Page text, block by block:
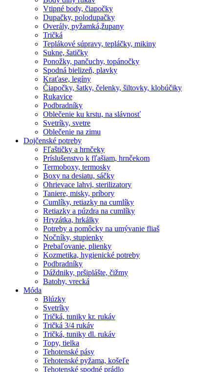
Vtipné body, čiapočky
Dupačky, polodupačky
Overály, pyžamká,župany
Tričká
Teplákové súpravy, tepláčky, mikiny
Sukne, šatičky
Ponožky, pančuchy, topánočky
Spodná bielizeň, plavky
Kraťase, legíny
Čiapočky, šatky, čelenky, šiltovky, klobúčiky
Rukavice
Podbradníky
Oblečenie ku krstu, na slávnosť
Svetríky, svetre
Oblečenie na zimu
Dojčenské potreby
Fľaštičky a hrnčeky
Príslušenstvo k fľašiam, hrnčekom
Termoboxy, termosky
Boxy na desiatu, sáčky
Ohrievace lahvi, sterilizatory
Taniere, misky, príbory
Cumlíky, retiazky na cumlíky
Retiazky a púzdra na cumlíky
Hryzátka, hrkálky
Potreby a pomôcky na umývanie fliaš
Nočníky, stupienky
Prebaľovanie, plienky
Kozmetika, hygienické potreby
Podbradníky
Dáždniky, pršiplášte, čižmy
Batohy, vrecká
Móda
Blúzky
Svetríky
Tričká, tuniky kr. rukáv
Tričká 3/4 rukáv
Tričká, tuniky dl. rukáv
Topy, tielka
Tehotenské pásy
Tehotenské pyžama, košeľe
Tehotenské spodné prádlo